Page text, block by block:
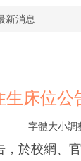
新消息
生床位公
字體大小調
，於校網、